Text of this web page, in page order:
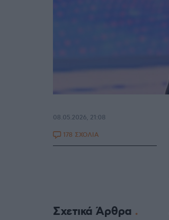
08.05.2026, 21:08
178 ΣΧΟΛΙΑ
Σχετικά Άρθρα